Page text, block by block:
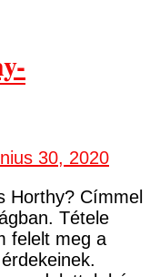
30, 2020
Horthy? Címmel
Tétele
felelt meg a